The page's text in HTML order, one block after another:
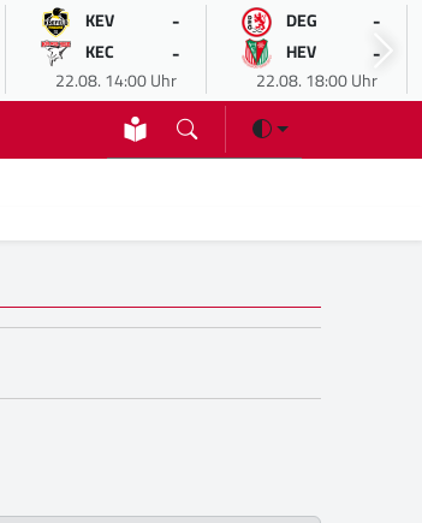
KEV -
KEC -
22.08. 14:00 Uhr
DEG -
HEV -
22.08. 18:00 Uhr